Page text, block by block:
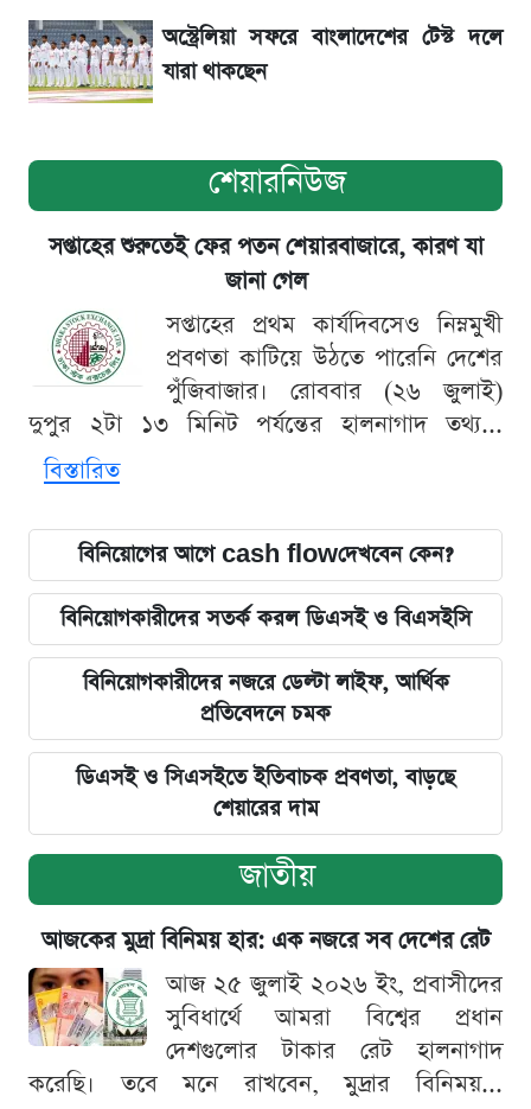
অস্ট্রেলিয়া সফরে বাংলাদেশের টেস্ট দলে
যারা থাকছেন
শেয়ারনিউজ
সপ্তাহের শুরুতেই ফের পতন শেয়ারবাজারে, কারণ যা
জানা গেল
সপ্তাহের প্রথম কার্যদিবসেও নিম্নমুখী
প্রবণতা কাটিয়ে উঠতে পারেনি দেশের
পুঁজিবাজার। রোববার (২৬ জুলাই)
দুপুর ২টা ১৩ মিনিট পর্যন্তের হালনাগাদ তথ্য...
বিস্তারিত
বিনিয়োগের আগে cash flowদেখবেন কেন?
বিনিয়োগকারীদের সতর্ক করল ডিএসই ও বিএসইসি
বিনিয়োগকারীদের নজরে ডেল্টা লাইফ, আর্থিক
প্রতিবেদনে চমক
ডিএসই ও সিএসইতে ইতিবাচক প্রবণতা, বাড়ছে
শেয়ারের দাম
জাতীয়
আজকের মুদ্রা বিনিময় হার: এক নজরে সব দেশের রেট
আজ ২৫ জুলাই ২০২৬ ইং, প্রবাসীদের
সুবিধার্থে আমরা বিশ্বের প্রধান
দেশগুলোর টাকার রেট হালনাগাদ
করেছি। তবে মনে রাখবেন, মুদ্রার বিনিময়...